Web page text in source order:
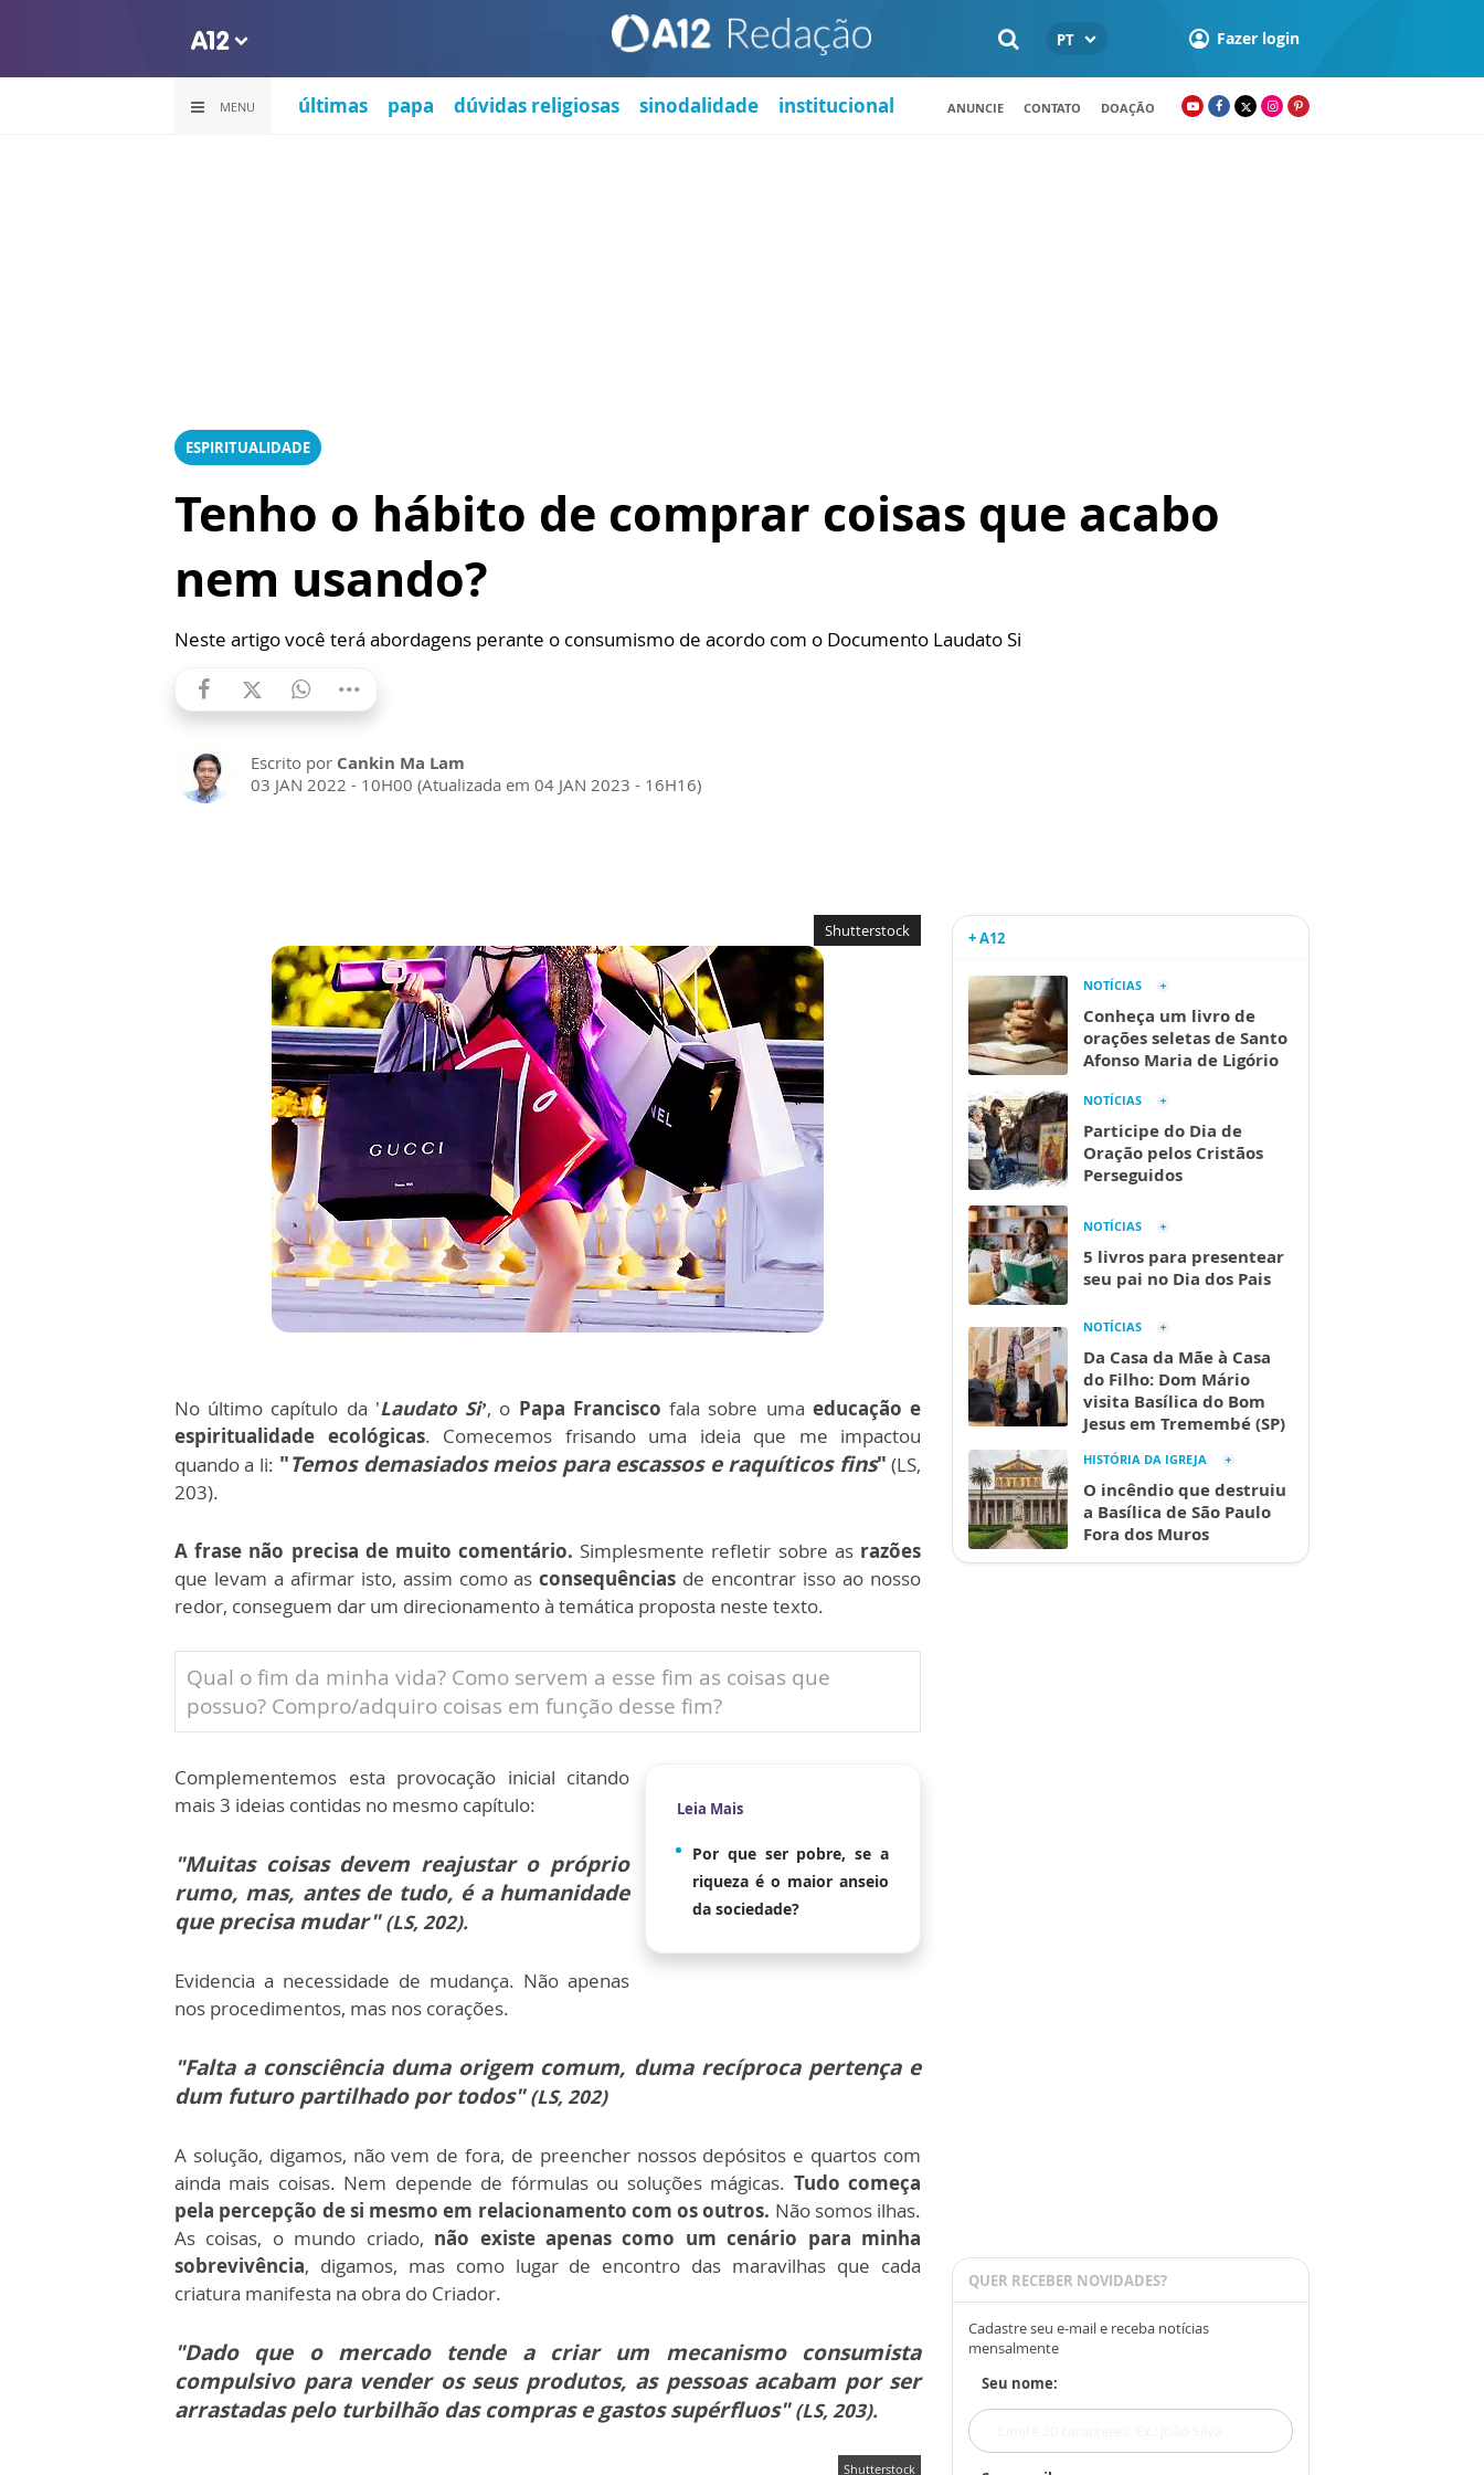
PT Fazer login
MENU últimas papa dúvidas religiosas sinodalidade institucional ANUNCIE CONTATO DOAÇÃO
ESPIRITUALIDADE
Tenho o hábito de comprar coisas que acabo
nem usando?
Neste artigo você terá abordagens perante o consumismo de acordo com o Documento Laudato Si
Escrito por Cankin Ma Lam
03 JAN 2022 - 10H00 (Atualizada em 04 JAN 2023 - 16H16)
Shutterstock
No último capítulo da 'Laudato Si’, o Papa Francisco fala sobre uma educação e
espiritualidade ecológicas. Comecemos frisando uma ideia que me impactou
quando a li: "Temos demasiados meios para escassos e raquíticos fins" (LS,
203).
A frase não precisa de muito comentário. Simplesmente refletir sobre as razões
que levam a afirmar isto, assim como asconsequências de encontrar isso ao nosso
redor, conseguem dar um direcionamento à temática proposta neste texto.
Qual o fim da minha vida? Como servem a esse fim as coisas que
possuo? Compro/adquiro coisas em função desse fim?
Leia Mais
Por que ser pobre, se a
riqueza é o maior anseio
da sociedade?
Complementemos esta provocação inicial citando
mais 3 ideias contidas no mesmo capítulo:
"Muitas coisas devem reajustar o próprio
rumo, mas, antes de tudo, é a humanidade
que precisa mudar"(LS, 202).
Evidencia a necessidade de mudança. Não apenas
nos procedimentos, mas nos corações.
"Falta a consciência duma origem comum, duma recíproca pertença e
dum futuro partilhado por todos"(LS, 202)
A solução, digamos, não vem de fora, de preencher nossos depósitos e quartos com
ainda mais coisas. Nem depende de fórmulas ou soluções mágicas. Tudo começa
pela percepção de si mesmo em relacionamento com os outros. Não somos ilhas.
As coisas, o mundo criado, não existe apenas como um cenário para minha
sobrevivência, digamos, mas como lugar de encontro das maravilhas que cada
criatura manifesta na obra do Criador.
"Dado que o mercado tende a criar um mecanismo consumista
compulsivo para vender os seus produtos, as pessoas acabam por ser
arrastadas pelo turbilhão das compras e gastos supérfluos"(LS, 203).
Shutterstock
+ A12
NOTÍCIAS
Conheça um livro de
orações seletas de Santo
Afonso Maria de Ligório
NOTÍCIAS
Participe do Dia de
Oração pelos Cristãos
Perseguidos
NOTÍCIAS
5 livros para presentear
seu pai no Dia dos Pais
NOTÍCIAS
Da Casa da Mãe à Casa
do Filho: Dom Mário
visita Basílica do Bom
Jesus em Tremembé (SP)
HISTÓRIA DA IGREJA
O incêndio que destruiu
a Basílica de São Paulo
Fora dos Muros
QUER RECEBER NOVIDADES?
Cadastre seu e-mail e receba notícias
mensalmente
Seu nome: